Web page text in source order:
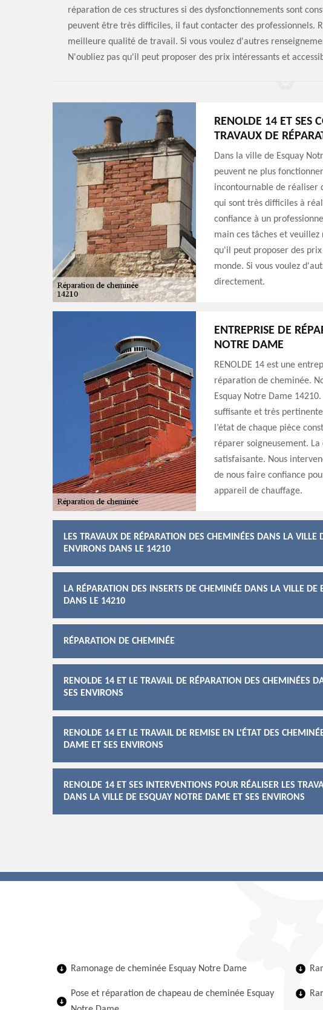
réparation de ces structures si des dysfonctionnements sont
peuvent être très difficiles, il faut contacter des professionnels.
meilleure qualité de travail. Si vous voulez d'autres
N'oubliez pas qu'il peut proposer des prix intéressants et
RENOLDE 14 ET SES
TRAVAUX DE
Dans la ville de Esquay
peuvent ne plus
incontournable de réaliser
qui sont très difficiles à
confiance à un
main ces tâches et
qu'il peut proposer des
monde. Si vous voulez
directement.
ENTREPRISE DE
NOTRE DAME
RENOLDE 14 est une
réparation de cheminée.
Esquay Notre Dame
suffisante et très
l’état de chaque pièce
réparer soigneusement.
satisfaisante. Nous
de nous faire confiance
appareil de chauffage.
LES TRAVAUX DE RÉPARATION DES CHEMINÉES DANS LA VILLE
ENVIRONS DANS LE 14210
LA RÉPARATION DES INSERTS DE CHEMINÉE DANS LA VILLE
DANS LE 14210
RÉPARATION DE CHEMINÉE
RENOLDE 14 ET LE TRAVAIL DE RÉPARATION DES CHEMINÉES
SES ENVIRONS
RENOLDE 14 ET LE TRAVAIL DE REMISE EN L'ÉTAT DES
DAME ET SES ENVIRONS
RENOLDE 14 ET SES INTERVENTIONS POUR RÉALISER LES
DANS LA VILLE DE ESQUAY NOTRE DAME ET SES ENVIRONS
Ramonage de cheminée Esquay Notre Dame
Pose et réparation de chapeau de cheminée Esquay